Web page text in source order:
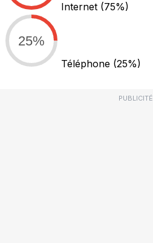
Internet (75%)
25%
Téléphone (25%)
PUBLICITÉ